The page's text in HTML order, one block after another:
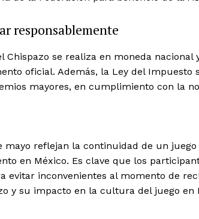
responsablemente
Chispazo se realiza en moneda
oficial. Además, la Ley del Impuesto
mayores, en cumplimiento con la
mayo reflejan la continuidad de un
en México. Es clave que los
evitar inconvenientes al momento de
y su impacto en la cultura del juego en